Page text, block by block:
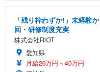
「残り枠わずか!」未経験
回・研修制度充実
株式会社RIOT
愛知県
月給26万円～40万円